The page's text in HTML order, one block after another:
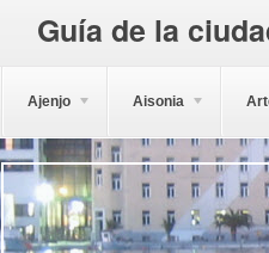
Guía de la
Ajenjo Aisonia